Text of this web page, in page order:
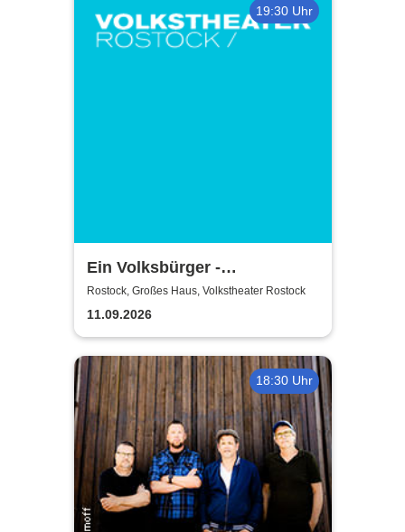
19:30 Uhr
Ein Volksbürger -
Volkstheater Rostock
Rostock, Großes Haus, Volkstheater Rostock
11.09.2026
18:30 Uhr